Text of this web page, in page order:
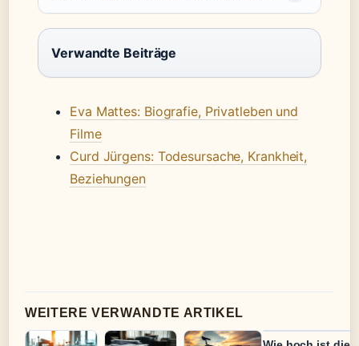
Verwandte Beiträge
Eva Mattes: Biografie, Privatleben und
Filme
Curd Jürgens: Todesursache, Krankheit,
Beziehungen
WEITERE VERWANDTE ARTIKEL